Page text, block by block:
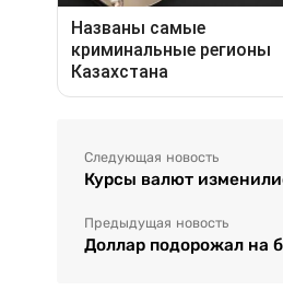
Следующая новость
Курсы валют
Предыдущая новость
Доллар подорожал на